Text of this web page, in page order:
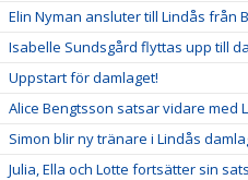
Elin Nyman ansluter till Lindås från
Isabelle Sundsgård flyttas upp till
Uppstart för damlaget!
Alice Bengtsson satsar vidare med
Simon blir ny tränare i Lindås
Julia, Ella och Lotte fortsätter sin